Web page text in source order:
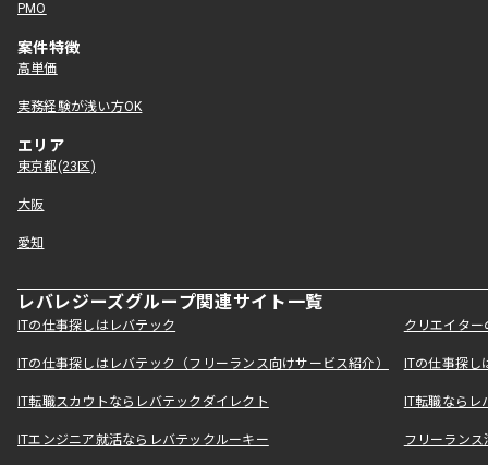
PMO
案件特徴
高単価
実務経験が浅い方OK
エリア
東京都(23区)
大阪
愛知
レバレジーズグループ関連サイト一覧
ITの仕事探しはレバテック クリエイタ
ITの仕事探しはレバテック（フリーランス向けサービス紹介） ITの仕事探
IT転職スカウトならレバテックダイレクト IT転職なら
ITエンジニア就活ならレバテックルーキー フリーラン